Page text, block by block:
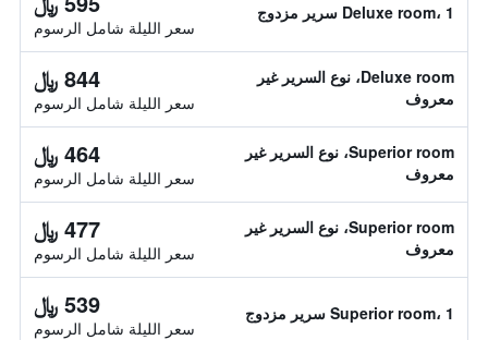
Deluxe room، 1 سرير مزدوج
سعر الليلة شامل الرسوم
Deluxe room، نوع السرير غير
معروف
844 ﷼
سعر الليلة شامل الرسوم
Superior room، نوع السرير غير
معروف
464 ﷼
سعر الليلة شامل الرسوم
Superior room، نوع السرير غير
معروف
477 ﷼
سعر الليلة شامل الرسوم
Superior room، 1 سرير مزدوج 539 ﷼
سعر الليلة شامل الرسوم